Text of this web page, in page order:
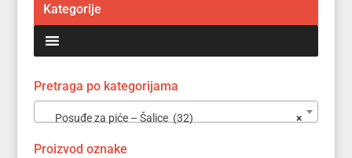
Kategorije
Pretraga po kategorijama
×
Posuđe za piće – Šalice (32)
Proizvod oznake